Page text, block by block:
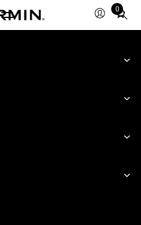
0
Total
items
cart: